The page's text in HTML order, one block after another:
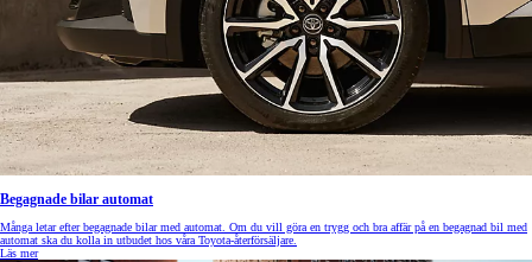
Begagnade bilar automat
Många letar efter begagnade bilar med automat. Om du vill göra en trygg och bra affär på en begagnad bil med
automat ska du kolla in utbudet hos våra Toyota-återförsäljare.
Läs mer